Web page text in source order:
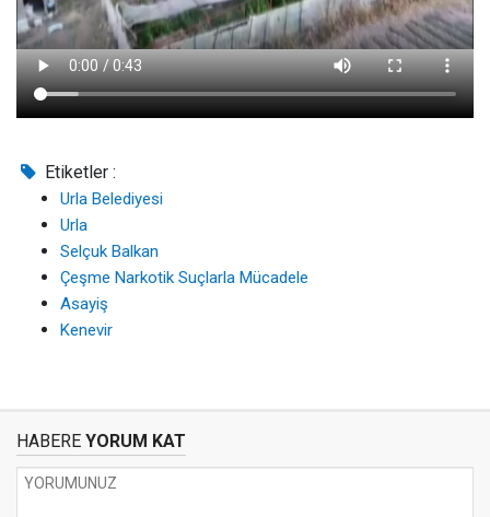
Etiketler :
Urla Belediyesi
Urla
Selçuk Balkan
Çeşme Narkotik Suçlarla Mücadele
Asayiş
Kenevir
HABERE YORUM KAT